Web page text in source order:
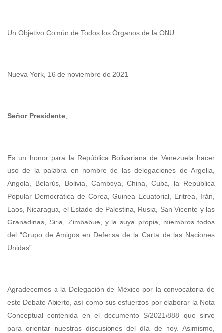
Un Objetivo Común de Todos los Órganos de la ONU
Nueva York, 16 de noviembre de 2021
Señor Presidente
Es un honor para la República Bolivariana de Venezuela hacer
uso de la palabra en nombre de las delegaciones de Argelia,
Angola, Belarús, Bolivia, Camboya, China, Cuba, la República
Popular Democrática de Corea, Guinea Ecuatorial, Eritrea, Irán,
Laos, Nicaragua, el Estado de Palestina, Rusia, San Vicente y las
Granadinas, Siria, Zimbabue, y la suya propia, miembros todos
del “Grupo de Amigos en Defensa de la Carta de las Naciones
Unidas”.
Agradecemos a la Delegación de México por la convocatoria de
este Debate Abierto, así como sus esfuerzos por elaborar la Nota
Conceptual contenida en el documento S/2021/888 que sirve
para orientar nuestras discusiones del día de hoy. Asimismo,